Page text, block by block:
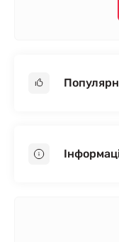
Пінопласт